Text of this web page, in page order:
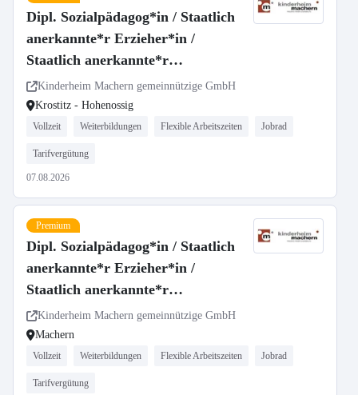
Dipl. Sozialpädagog*in / Staatlich
anerkannte*r Erzieher*in /
Staatlich anerkannte*r
Heilpädagog*in (m/w/d)
Kinderhaus Am Wald
Kinderheim Machern gemeinnützige GmbH
Krostitz - Hohenossig
Vollzeit Weiterbildungen Flexible Arbeitszeiten Jobrad
Tarifvergütung
07.08.2026
Premium
Dipl. Sozialpädagog*in / Staatlich
anerkannte*r Erzieher*in /
Staatlich anerkannte*r
Heilpädagog*in (m/w/d) Projekt
Waldhaus
Kinderheim Machern gemeinnützige GmbH
Machern
Vollzeit Weiterbildungen Flexible Arbeitszeiten Jobrad
Tarifvergütung